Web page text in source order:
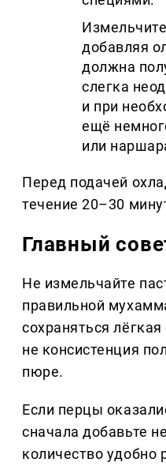
добавляя
должна
слегка
и при
ещё
или
Перед подачей
течение 20–30
Главный
Не измельчайте
правильной
сохраняться
не консистенция
пюре.
Если перцы
сначала добавьте
количество удобно